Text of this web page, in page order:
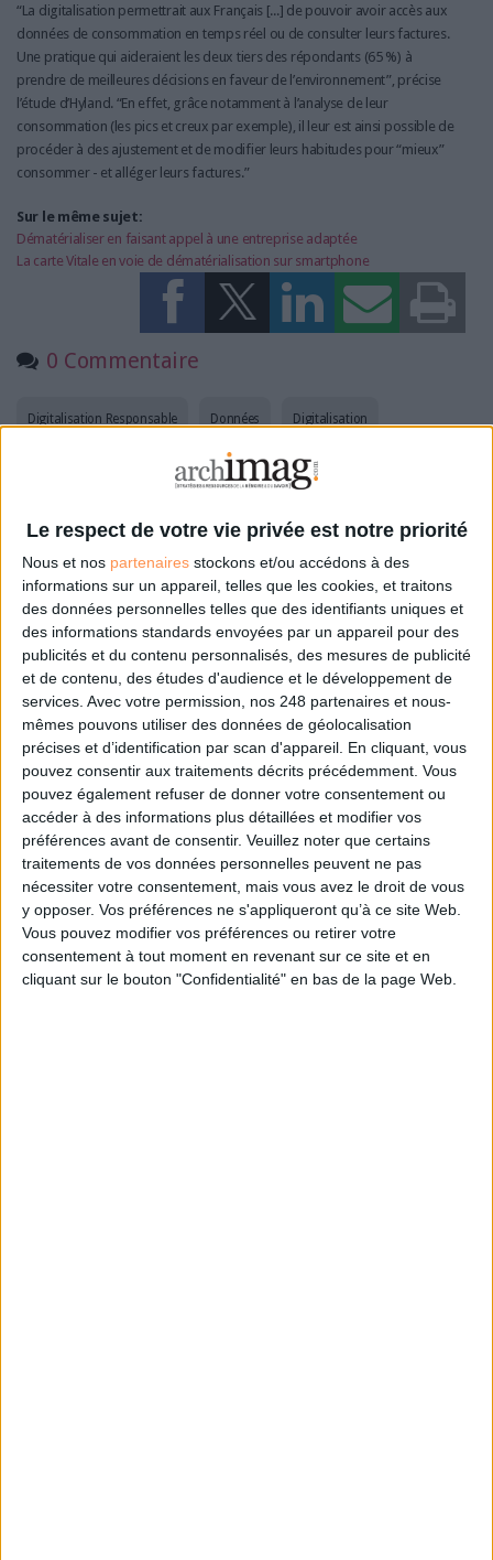
Le respect de votre vie privée est notre priorité
Nous et nos partenaires stockons et/ou accédons à des
informations sur un appareil, telles que les cookies, et traitons
des données personnelles telles que des identifiants uniques et
des informations standards envoyées par un appareil pour des
publicités et du contenu personnalisés, des mesures de publicité
et de contenu, des études d'audience et le développement de
services. Avec votre permission, nos 248 partenaires et nous-
mêmes pouvons utiliser des données de géolocalisation
précises et d’identification par scan d'appareil. En cliquant, vous
pouvez consentir aux traitements décrits précédemment. Vous
pouvez également refuser de donner votre consentement ou
accéder à des informations plus détaillées et modifier vos
préférences avant de consentir. Veuillez noter que certains
traitements de vos données personnelles peuvent ne pas
nécessiter votre consentement, mais vous avez le droit de vous
y opposer. Vos préférences ne s'appliqueront qu’à ce site Web.
Vous pouvez modifier vos préférences ou retirer votre
consentement à tout moment en revenant sur ce site et en
cliquant sur le bouton "Confidentialité" en bas de la page Web.
“La digitalisation permettrait aux Français [...] de pouvoir avoir accès aux
données de consommation en temps réel ou de consulter leurs factures.
Une pratique qui aideraient les deux tiers des répondants (65 %) à
prendre de meilleures décisions en faveur de l’environnement”, précise
l’étude d’Hyland. “En effet, grâce notamment à l’analyse de leur
consommation (les pics et creux par exemple), il leur est ainsi possible de
procéder à des ajustement et de modifier leurs habitudes pour “mieux”
consommer - et alléger leurs factures.”
Sur le même sujet:
Dématérialiser en faisant appel à une entreprise adaptée
La carte Vitale en voie de dématérialisation sur smartphone
0 Commentaire
Digitalisation
Données
Digitalisation Responsable
À LIRE SUR ARCHIMAG
Konica Minolta reprend les fonds de commerce
d’OpenBee et de Doxense
La maturité numérique des entreprises françaises
laisse à désirer
Le Bénin bascule dans la dématérialisation tous
azimuts